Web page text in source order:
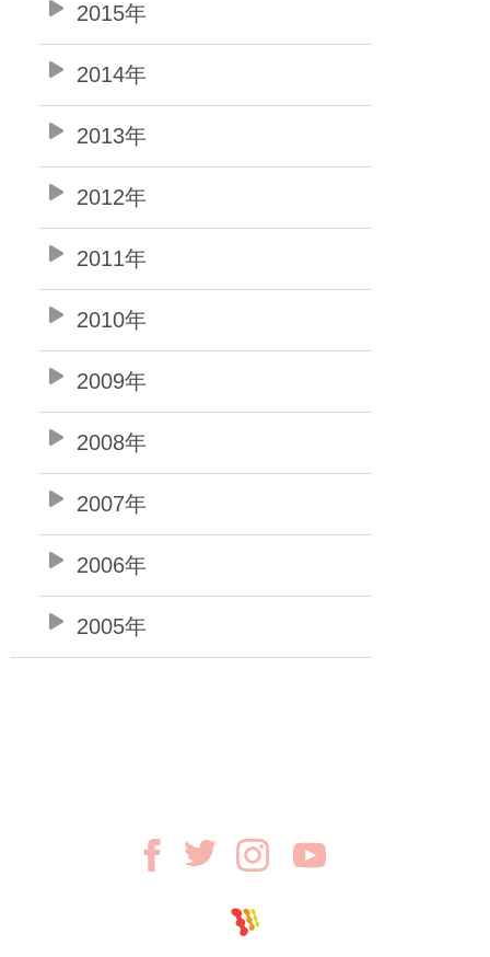
2015年
2014年
2013年
2012年
2011年
2010年
2009年
2008年
2007年
2006年
2005年